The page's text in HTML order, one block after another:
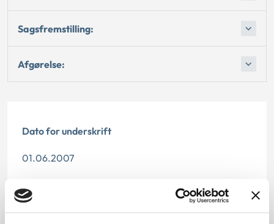
Sagsfremstilling:
Afgørelse:
Dato for underskrift
01.06.2007
11.07.2013